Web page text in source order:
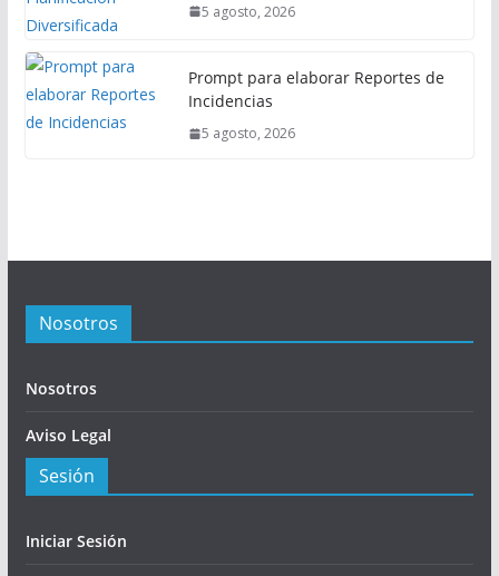
5 agosto, 2026
Prompt para elaborar Reportes de
Incidencias
5 agosto, 2026
Nosotros
Nosotros
Aviso Legal
Sesión
Iniciar Sesión